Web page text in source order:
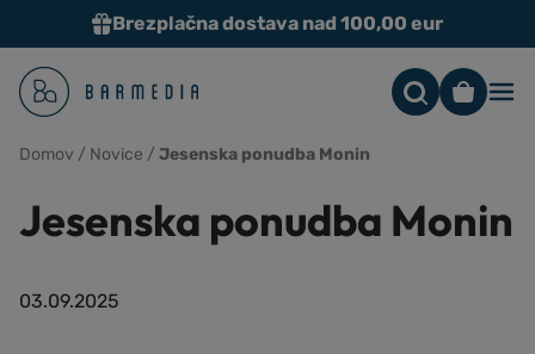
Brezplačna dostava nad 100,00 eur
Domov / Novice / Jesenska ponudba Monin
Jesenska ponudba Monin
03.09.2025